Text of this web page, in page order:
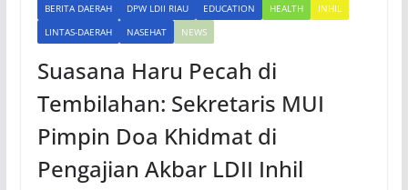
BERITA DAERAH DPW LDII RIAU EDUCATION HEALTH
INHIL
LINTAS-DAERAH
NASEHAT NEWS
Suasana Haru Pecah di
Tembilahan: Sekretaris MUI
Pimpin Doa Khidmat di
Pengajian Akbar LDII Inhil